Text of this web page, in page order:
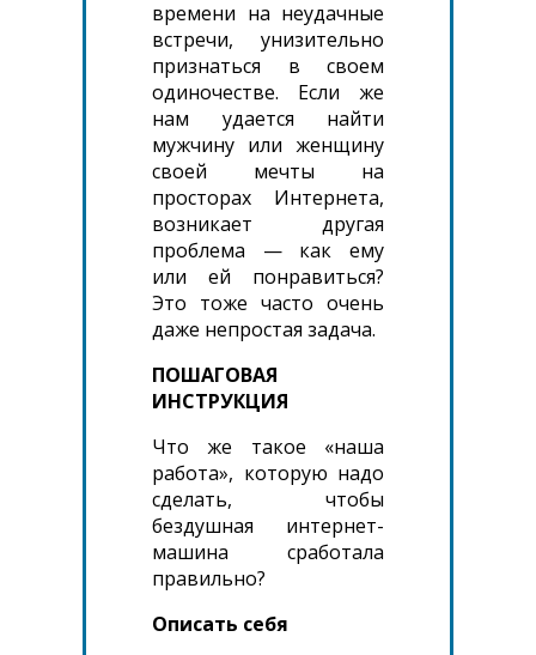
времени на неудачные
встречи, унизительно
признаться в своем
одиночестве. Если же
нам удается найти
мужчину или женщину
своей мечты на
просторах Интернета,
возникает другая
проблема — как ему
или ей понравиться?
Это тоже часто очень
даже непростая задача.
ПОШАГОВАЯ
ИНСТРУКЦИЯ
Что же такое «наша
работа», которую надо
сделать, чтобы
бездушная интернет-
машина сработала
правильно?
Описать себя